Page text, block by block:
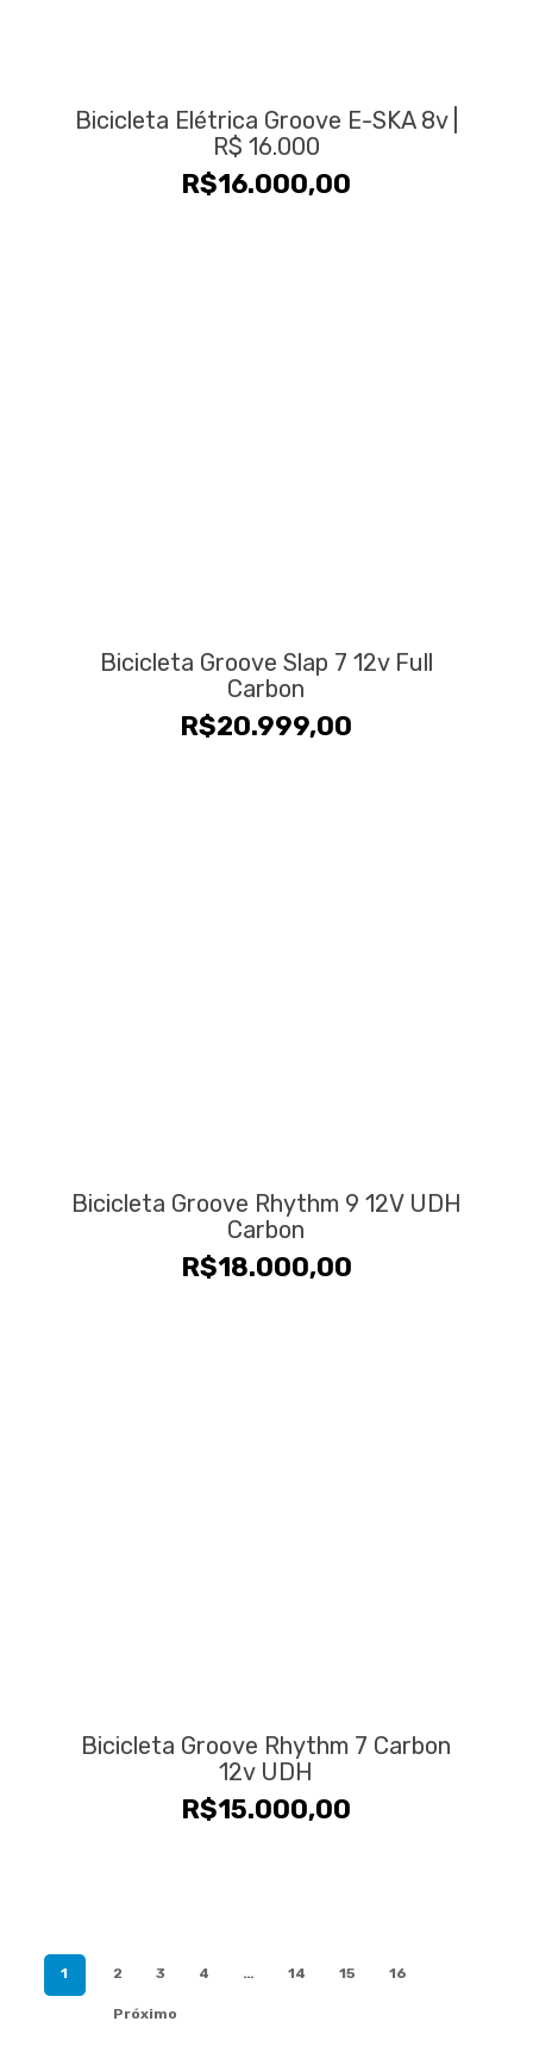
Bicicleta Elétrica Groove E-SKA 8v |
R$ 16.000
R$16.000,00
Bicicleta Groove Slap 7 12v Full
Carbon
R$20.999,00
Bicicleta Groove Rhythm 9 12V UDH
Carbon
R$18.000,00
Bicicleta Groove Rhythm 7 Carbon
12v UDH
R$15.000,00
1 2 3 4 … 14 15 16
Próximo